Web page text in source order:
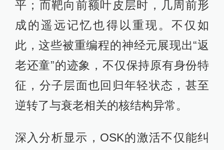
平；而靶向前额叶皮层时，几周前形
成的遥远记忆也得以重现。不仅如
此，这些被重编程的神经元展现出“返
老还童”的迹象，不仅保持原有身份特
征，分子层面也回归年轻状态，甚至
逆转了与衰老相关的核结构异常。
深入分析显示，OSK的激活不仅能纠